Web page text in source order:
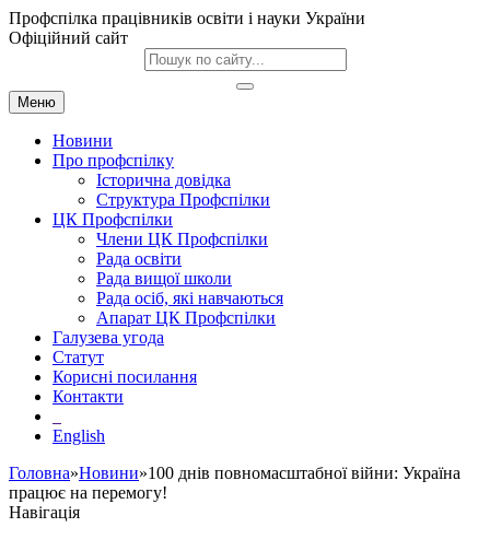
Профспілка працівників освіти і науки України
Офіційний сайт
Меню
Новини
Про профспілку
Історична довідка
Структура Профспілки
ЦК Профспілки
Члени ЦК Профспілки
Рада освіти
Рада вищої школи
Рада осіб, які навчаються
Апарат ЦК Профспілки
Галузева угода
Статут
Корисні посилання
Контакти
English
Головна»Новини»100 днів повномасштабної війни: Україна
працює на перемогу!
Навігація